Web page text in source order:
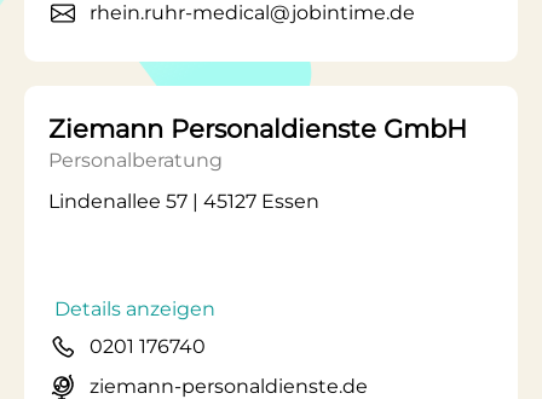
rhein.ruhr-medical@jobintime.de
Ziemann Personaldienste GmbH
Personalberatung
Lindenallee 57 | 45127 Essen
Details anzeigen
0201 176740
ziemann-personaldienste.de